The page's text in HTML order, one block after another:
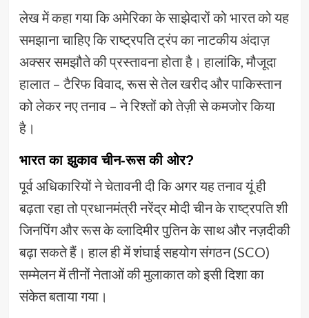
लेख में कहा गया कि अमेरिका के साझेदारों को भारत को यह
समझाना चाहिए कि राष्ट्रपति ट्रंप का नाटकीय अंदाज़
अक्सर समझौते की प्रस्तावना होता है। हालांकि, मौजूदा
हालात – टैरिफ विवाद, रूस से तेल खरीद और पाकिस्तान
को लेकर नए तनाव – ने रिश्तों को तेज़ी से कमजोर किया
है।
भारत का झुकाव चीन-रूस की ओर?
पूर्व अधिकारियों ने चेतावनी दी कि अगर यह तनाव यूं ही
बढ़ता रहा तो प्रधानमंत्री नरेंद्र मोदी चीन के राष्ट्रपति शी
जिनपिंग और रूस के व्लादिमीर पुतिन के साथ और नज़दीकी
बढ़ा सकते हैं। हाल ही में शंघाई सहयोग संगठन (SCO)
सम्मेलन में तीनों नेताओं की मुलाकात को इसी दिशा का
संकेत बताया गया।